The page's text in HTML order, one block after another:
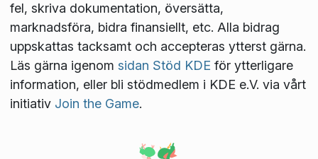
fel, skriva dokumentation, översätta,
marknadsföra, bidra finansiellt, etc. Alla bidrag
uppskattas tacksamt och accepteras ytterst gärna.
Läs gärna igenom sidan Stöd KDE för ytterligare
information, eller bli stödmedlem i KDE e.V. via vårt
initiativ Join the Game.